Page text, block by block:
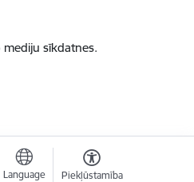
sīkdatnes.
Language Piekļūstamība